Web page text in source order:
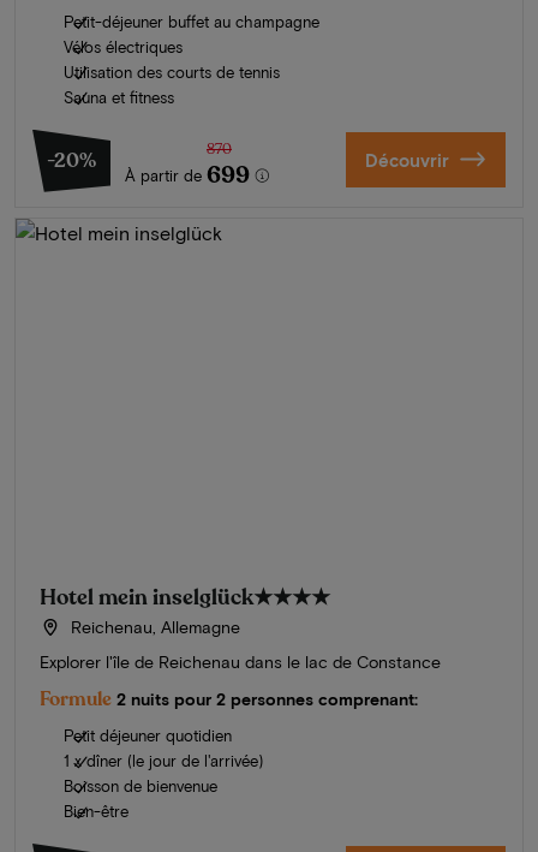
Petit-déjeuner buffet au champagne
Vélos électriques
Utilisation des courts de tennis
Sauna et fitness
-20%
À partir de
870
699 Découvrir
Hotel mein inselglück★★★★
Reichenau, Allemagne
Explorer l'île de Reichenau dans le lac de Constance
Formule 2 nuits pour 2 personnes comprenant:
Petit déjeuner quotidien
1 x dîner (le jour de l'arrivée)
Boisson de bienvenue
Bien-être